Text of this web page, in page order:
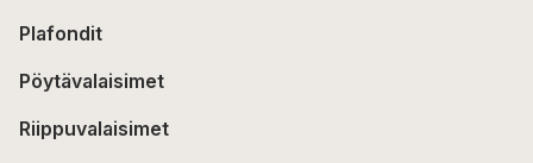
Plafondit
Pöytävalaisimet
Riippuvalaisimet